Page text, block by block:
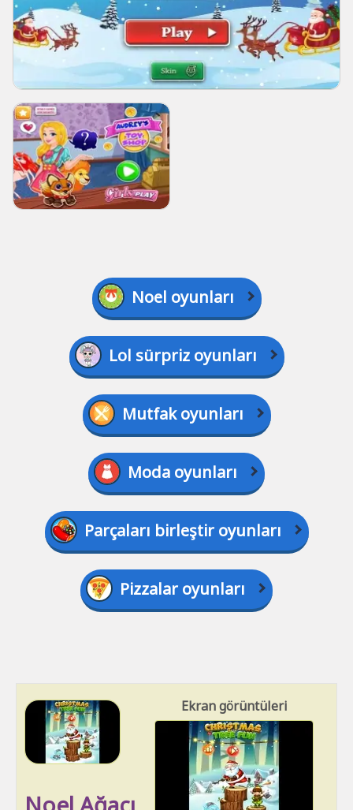
Noel oyunları
Lol sürpriz oyunları
Mutfak oyunları
Moda oyunları
Parçaları birleştir oyunları
Pizzalar oyunları
Ekran görüntüleri